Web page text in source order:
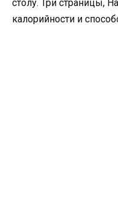
столу. Три страницы,
калорийности и